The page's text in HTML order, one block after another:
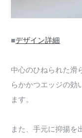
■デザイン詳細
中心のひねられた滑
らかかつエッジの効
ます。
また、手元に抑揚を